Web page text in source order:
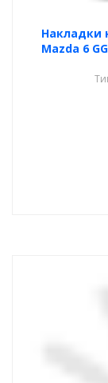
Накладки
Mazda 6